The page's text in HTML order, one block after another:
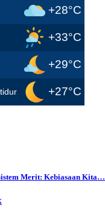
+28°C
+33°C
+29°C
+27°C
Merit: Kebiasaan Kita…